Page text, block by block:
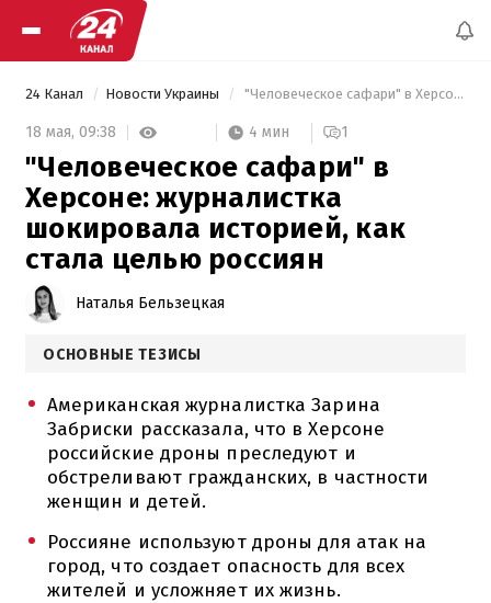
24 Канал Новости Украины "Человеческое сафари" в Херсоне: журналистка шокировала историей, как стала целью россиян
18 мая, 09:38 4 мин 1
"Человеческое сафари" в
Херсоне: журналистка
шокировала историей, как
стала целью россиян
Наталья Бельзецкая
ОСНОВНЫЕ ТЕЗИСЫ
Американская журналистка Зарина
Забриски рассказала, что в Херсоне
российские дроны преследуют и
обстреливают гражданских, в частности
женщин и детей.
Россияне используют дроны для атак на
город, что создает опасность для всех
жителей и усложняет их жизнь.